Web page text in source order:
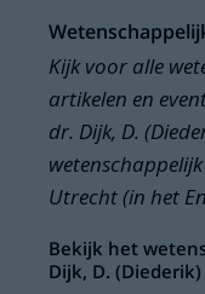
Kijk voor alle
artikelen en
dr. Dijk, D.
Utrecht (in het
Bekijk het
Dijk, D.